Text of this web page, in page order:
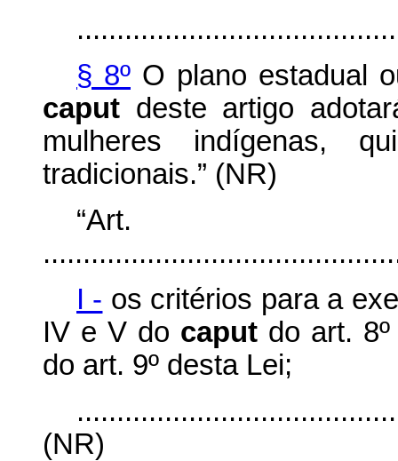
§ 8º O plano estadual
caput deste artigo
mulheres indígenas,
tradicionais.” (NR)
I - os critérios para a
IV e V do caput do art.
do art. 9º desta Lei;
(NR)